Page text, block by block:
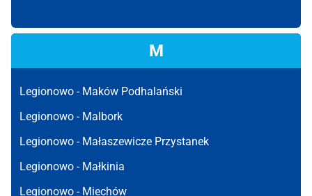
M
Legionowo - Maków Podhalański
Legionowo - Malbork
Legionowo - Małaszewicze Przystanek
Legionowo - Małkinia
Legionowo - Miechów